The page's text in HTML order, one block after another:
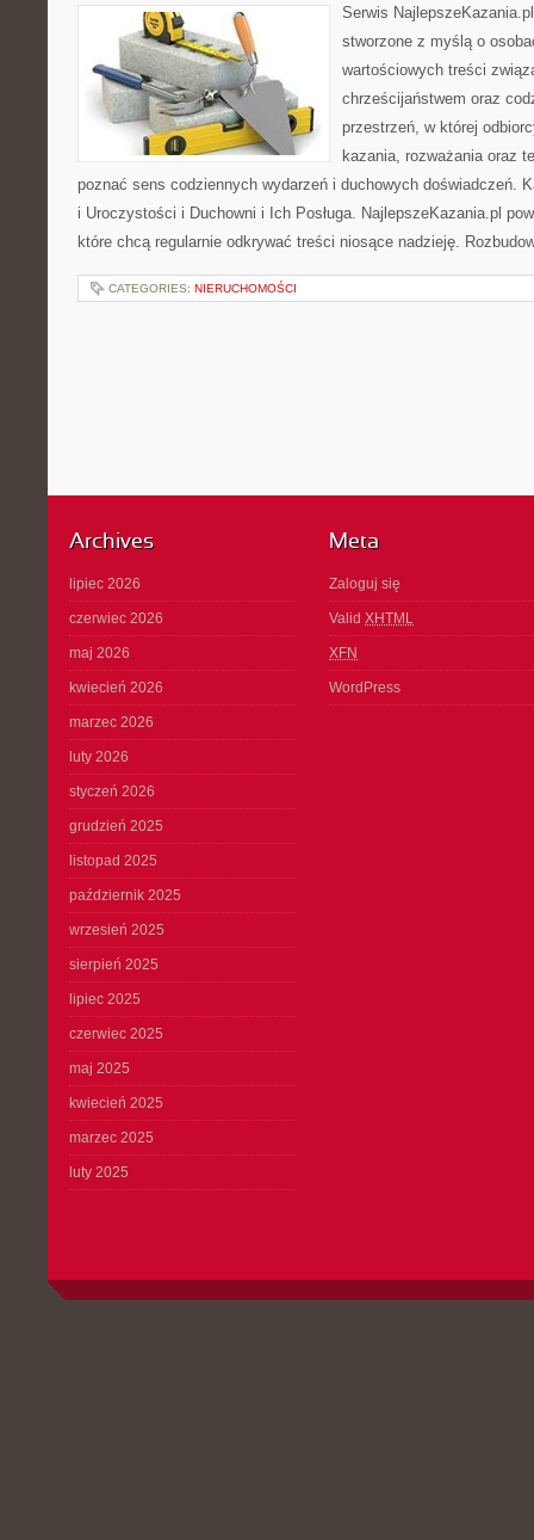
Serwis
stworzone z myślą o
wartościowych treści
chrześcijaństwem oraz
przestrzeń, w której
kazania, rozważania oraz
poznać sens codziennych wydarzeń i duchowych doświadczeń.
i Uroczystości i Duchowni i Ich Posługa. NajlepszeKazania.pl
które chcą regularnie odkrywać treści niosące nadzieję.
CATEGORIES: NIERUCHOMOŚCI
Archives
lipiec 2026
czerwiec 2026
maj 2026
kwiecień 2026
marzec 2026
luty 2026
styczeń 2026
grudzień 2025
listopad 2025
październik 2025
wrzesień 2025
sierpień 2025
lipiec 2025
czerwiec 2025
maj 2025
kwiecień 2025
marzec 2025
luty 2025
Meta
Zaloguj się
Valid XHTML
XFN
WordPress